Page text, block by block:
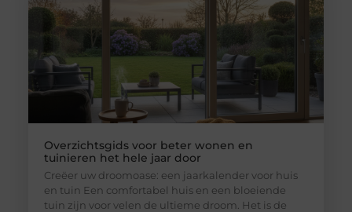
Overzichtsgids voor beter wonen en
tuinieren het hele jaar door
Creëer uw droomoase: een jaarkalender voor huis
en tuin Een comfortabel huis en een bloeiende
tuin zijn voor velen de ultieme droom. Het is de